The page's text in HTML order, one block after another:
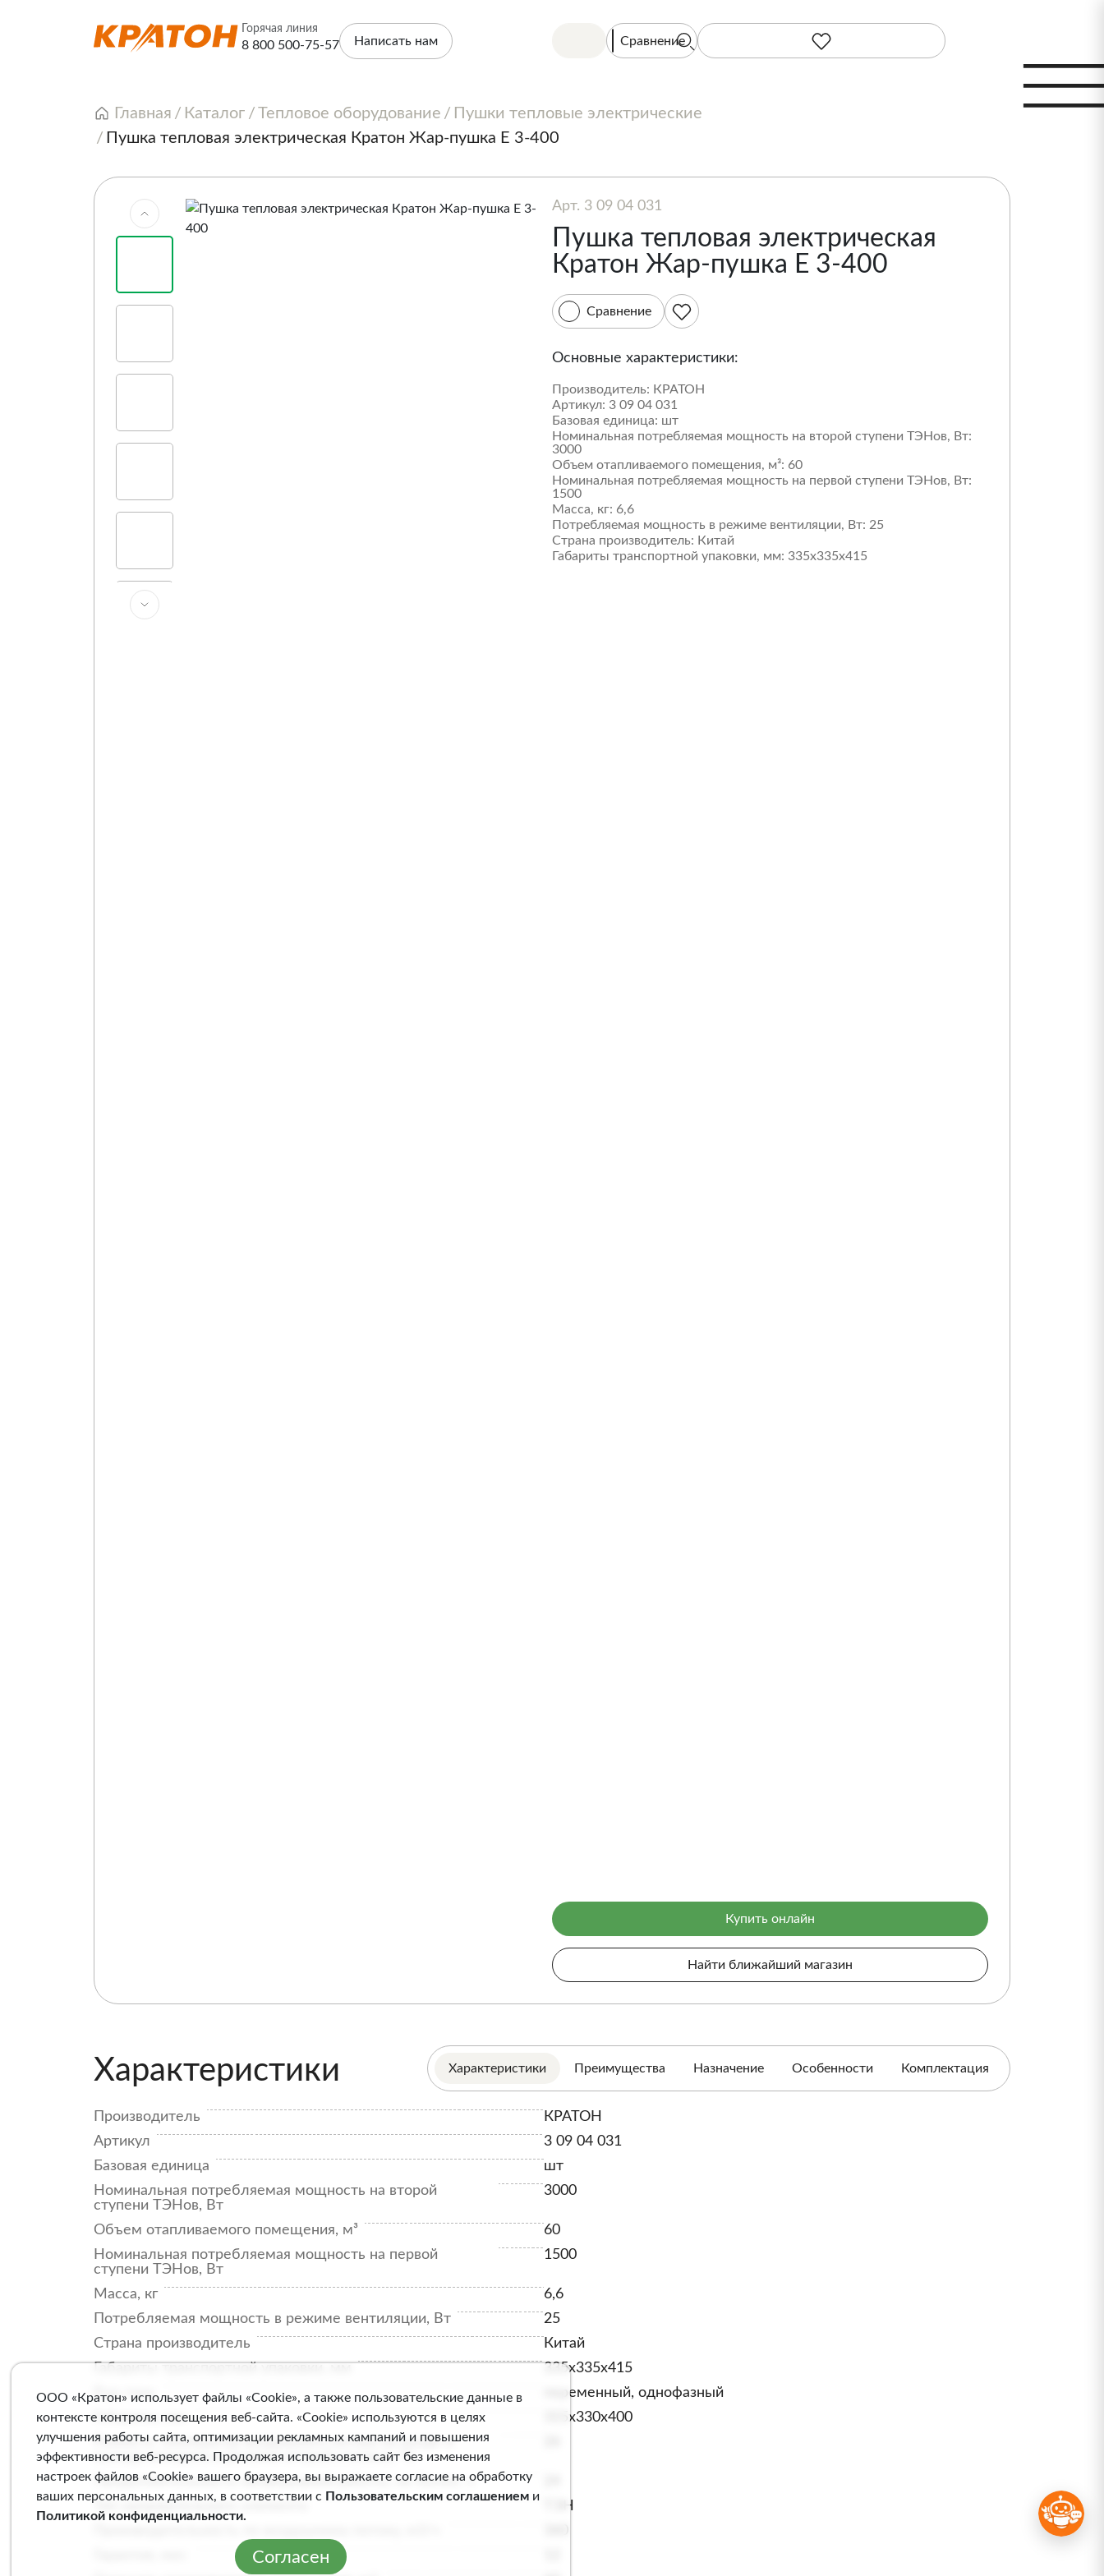
Горячая линия
8 800 500-75-57 Написать нам Сравнение
Главная Каталог Тепловое оборудование
Пушки тепловые электрические
Пушка тепловая электрическая Кратон Жар-пушка Е 3-400
Арт. 3 09 04 031
Пушка тепловая электрическая
Кратон Жар-пушка Е 3-400
Сравнение
Основные характеристики:
Производитель: КРАТОН
Артикул: 3 09 04 031
Базовая единица: шт
Номинальная потребляемая мощность на второй ступени ТЭНов, Вт:
3000
Объем отапливаемого помещения, м³: 60
Номинальная потребляемая мощность на первой ступени ТЭНов, Вт:
1500
Масса, кг: 6,6
Потребляемая мощность в режиме вентиляции, Вт: 25
Страна производитель: Китай
Габариты транспортной упаковки, мм: 335x335x415
Купить онлайн
Найти ближайший магазин
Характеристики Преимущества Назначение Особенности Комплектация
Характеристики
Производитель
КРАТОН
Артикул
3 09 04 031
Базовая единица
шт
Номинальная потребляемая мощность на второй
ступени ТЭНов, Вт
3000
Объем отапливаемого помещения, м³
60
Номинальная потребляемая мощность на первой
ступени ТЭНов, Вт
1500
Масса, кг
6,6
Потребляемая мощность в режиме вентиляции, Вт
25
Страна производитель
Китай
Габариты транспортной упаковки, мм
335x335x415
Род тока
переменный, однофазный
Габариты, мм
315х330х400
Разность температур воздушного потока на входе и
выходе аппарата в режиме второй ступени, °С
Продолжительность непрерывной работы, не более, ч
Тип нагревательного элемента
ТЭН
ООО «Кратон» использует файлы «Cookie», а также пользовательские данные в
контексте контроля посещения веб-сайта. «Cookie» используются в целях
улучшения работы сайта, оптимизации рекламных кампаний и повышения
эффективности веб-ресурса. Продолжая использовать сайт без изменения
настроек файлов «Cookie» вашего браузера, вы выражаете согласие на обработку
ваших персональных данных, в соответствии с Пользовательским соглашением и
Политикой конфиденциальности.
Согласен